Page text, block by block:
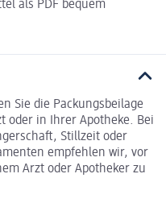
als PDF bequem
Sie die Packungsbeilage
oder in Ihrer Apotheke. Bei
Stillzeit oder
empfehlen wir, vor
Arzt oder Apotheker zu